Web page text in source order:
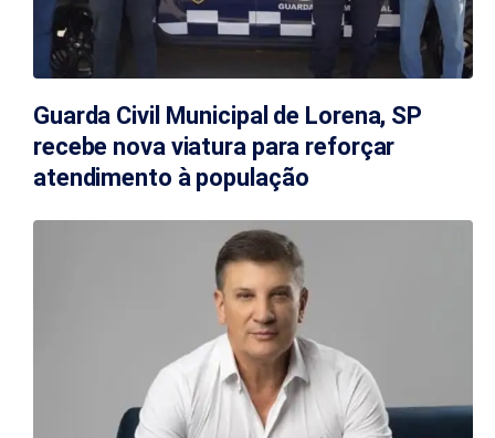
Guarda Civil Municipal de Lorena, SP
recebe nova viatura para reforçar
atendimento à população